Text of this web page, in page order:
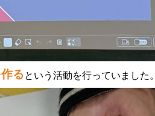
るという活動を行っていました。